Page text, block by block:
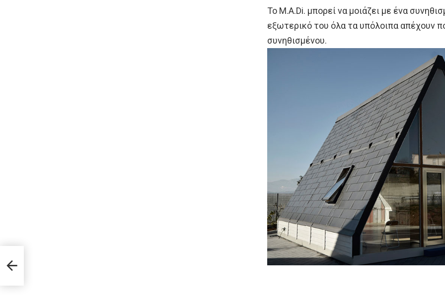
Το M.A.Di. μπορεί να μοιάζει με ένα
εξωτερικό του όλα τα υπόλοιπα απέχουν
συνηθισμένου.